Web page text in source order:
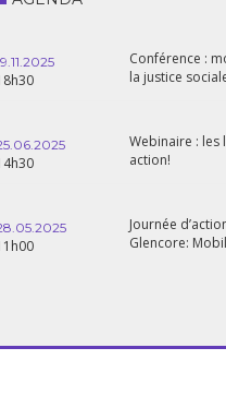
Conférence :
la justice
Webinaire : les
action!
Journée
Glencore: